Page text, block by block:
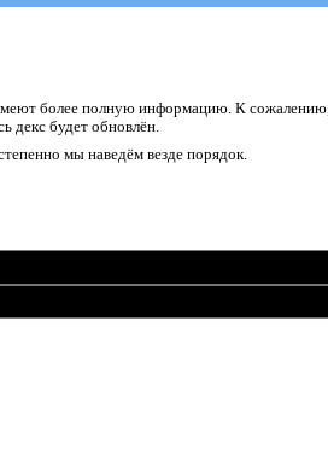
более полную информацию. К
декс будет обновлён.
мы наведём везде порядок.